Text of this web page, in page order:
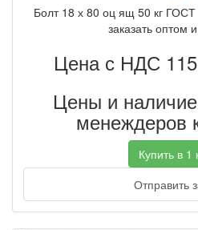
Болт 18 х 80 оц ящ 50 кг
заказать оптом
Цена с НДС
Цены и
менеждеров
Купить в 1
Отправить